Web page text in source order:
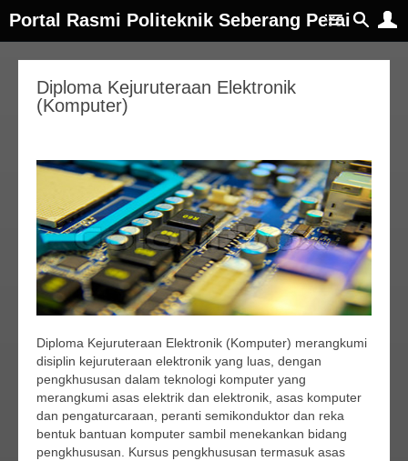
Portal Rasmi Politeknik Seberang Perai
Diploma Kejuruteraan Elektronik
(Komputer)
Diploma Kejuruteraan Elektronik (Komputer) merangkumi
disiplin kejuruteraan elektronik yang luas, dengan
pengkhususan dalam teknologi komputer yang
merangkumi asas elektrik dan elektronik, asas komputer
dan pengaturcaraan, peranti semikonduktor dan reka
bentuk bantuan komputer sambil menekankan bidang
pengkhususan. Kursus pengkhususan termasuk asas